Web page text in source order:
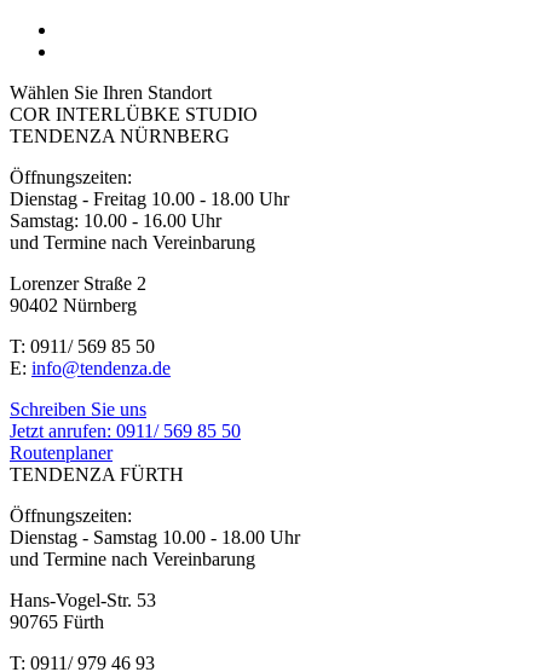
Wählen Sie Ihren Standort
COR INTERLÜBKE STUDIO
TENDENZA NÜRNBERG
Öffnungszeiten:
Dienstag - Freitag 10.00 - 18.00 Uhr
Samstag: 10.00 - 16.00 Uhr
und Termine nach Vereinbarung
Lorenzer Straße 2
90402 Nürnberg
T: 0911/ 569 85 50
E: info@tendenza.de
Schreiben Sie uns
Jetzt anrufen: 0911/ 569 85 50
Routenplaner
TENDENZA FÜRTH
Öffnungszeiten:
Dienstag - Samstag 10.00 - 18.00 Uhr
und Termine nach Vereinbarung
Hans-Vogel-Str. 53
90765 Fürth
T: 0911/ 979 46 93